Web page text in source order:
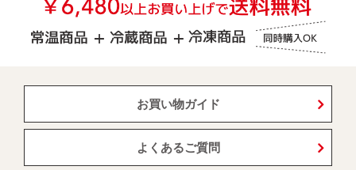
お買い物ガイド
よくあるご質問